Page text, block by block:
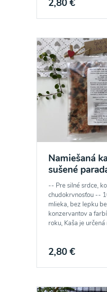
2,80 €
Namiešaná
sušené
-- Pre silné srdce,
chudokrvnosťou --
mlieka, bez lepku
konzervantov a
roku, Kaša je
2,80 €